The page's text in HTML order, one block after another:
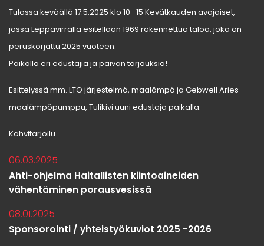
Tulossa keväällä 17.5.2025 klo 10 -15 Kevätkauden avajaiset,
jossa Leppävirralla esitellään 1969 rakennettua taloa, joka on
peruskorjattu 2025 vuoteen.
Paikalla eri edustajia ja päivän tarjouksia!
Esittelyssä mm. LTO järjestelmä, maalämpö ja Gebwell Aries
maalämpöpumppu, Tulikivi uuni edustaja paikalla.
Kahvitarjoilu
06.03.2025
Ahti-ohjelma Haitallisten kiintoaineiden
vähentäminen porausvesissä
08.01.2025
Sponsorointi / yhteistyökuviot 2025 -2026